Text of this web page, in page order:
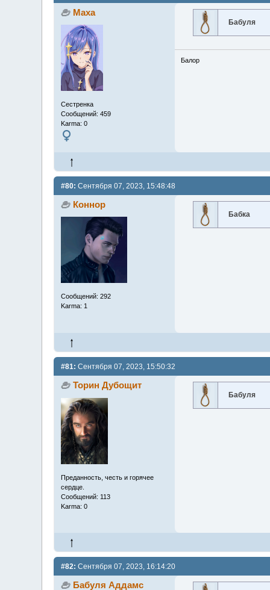
Маха
Сестренка
Сообщений: 459
Karma: 0
Бабуля
Балор
#80: Сентября 07, 2023, 15:48:48
Коннор
Сообщений: 292
Karma: 1
Бабка
#81: Сентября 07, 2023, 15:50:32
Торин Дубощит
Преданность, честь и горячее
сердце.
Сообщений: 113
Karma: 0
Бабуля
#82: Сентября 07, 2023, 16:14:20
Бабуля Аддамс